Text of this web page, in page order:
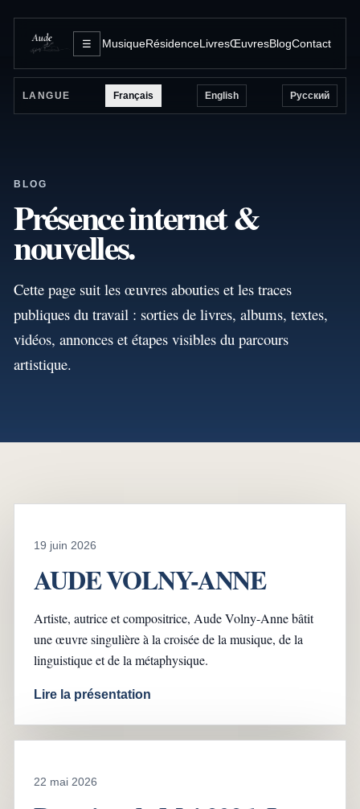
☰ MusiqueRésidenceLivresŒuvresBlogContact
LANGUE Français English Русский
BLOG
Présence internet &
nouvelles.
Cette page suit les œuvres abouties et les traces
publiques du travail : sorties de livres, albums, textes,
vidéos, annonces et étapes visibles du parcours
artistique.
19 juin 2026
AUDE VOLNY-ANNE
Artiste, autrice et compositrice, Aude Volny-Anne bâtit
une œuvre singulière à la croisée de la musique, de la
linguistique et de la métaphysique.
Lire la présentation
22 mai 2026